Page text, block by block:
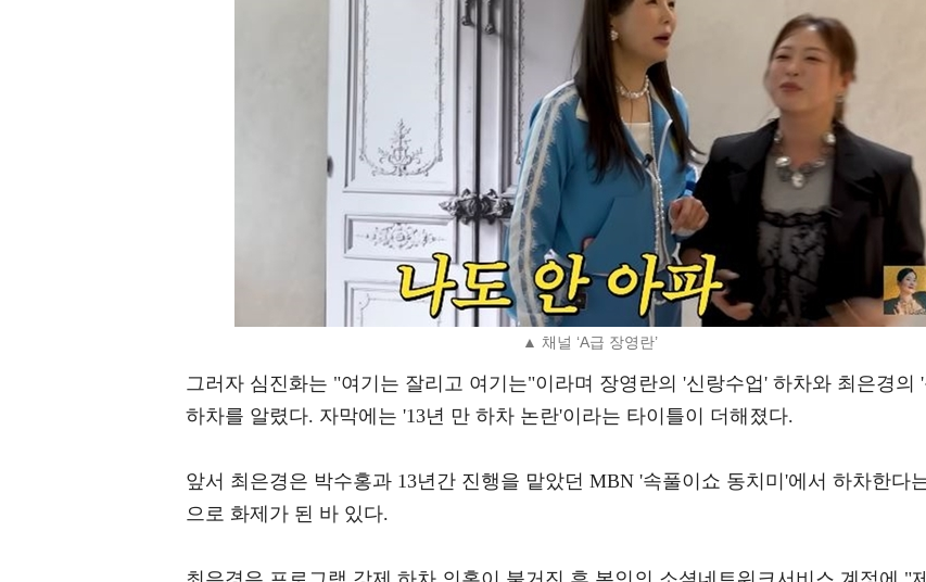
▲ 채널 ‘A급 장영란’
그러자 심진화는 "여기는 잘리고 여기는"이라며 장영란의 '신랑수업' 하차와 최은경의
하차를 알렸다. 자막에는 '13년 만 하차 논란'이라는 타이틀이 더해졌다.
앞서 최은경은 박수홍과 13년간 진행을 맡았던 MBN '속풀이쇼 동치미'에서 하차한다
으로 화제가 된 바 있다.